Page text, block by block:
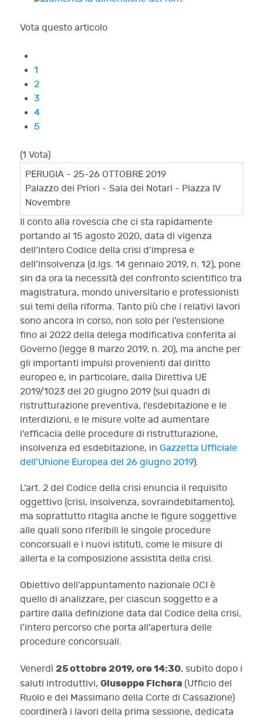
Vota questo articolo
1
2
3
4
5
(1 Vota)
PERUGIA - 25-26 OTTOBRE 2019
Palazzo dei Priori - Sala dei Notari - Piazza IV
Novembre
Il conto alla rovescia che ci sta rapidamente
portando al 15 agosto 2020, data di vigenza
dell’intero Codice della crisi d’impresa e
dell’insolvenza (d.lgs. 14 gennaio 2019, n. 12), pone
sin da ora la necessità del confronto scientifico tra
magistratura, mondo universitario e professionisti
sui temi della riforma. Tanto più che i relativi lavori
sono ancora in corso, non solo per l’estensione
fino al 2022 della delega modificativa conferita al
Governo (legge 8 marzo 2019, n. 20), ma anche per
gli importanti impulsi provenienti dal diritto
europeo e, in particolare, dalla Direttiva UE
2019/1023 del 20 giugno 2019 (sui quadri di
ristrutturazione preventiva, l'esdebitazione e le
interdizioni, e le misure volte ad aumentare
l'efficacia delle procedure di ristrutturazione,
insolvenza ed esdebitazione, in Gazzetta Ufficiale
dell’Unione Europea del 26 giugno 2019).
L’art. 2 del Codice della crisi enuncia il requisito
oggettivo (crisi, insolvenza, sovraindebitamento),
ma soprattutto ritaglia anche le figure soggettive
alle quali sono riferibili le singole procedure
concorsuali e i nuovi istituti, come le misure di
allerta e la composizione assistita della crisi.
Obiettivo dell’appuntamento nazionale OCI è
quello di analizzare, per ciascun soggetto e a
partire dalla definizione data dal Codice della crisi,
l’intero percorso che porta all’apertura delle
procedure concorsuali.
Venerdì 25 ottobre 2019, ore 14:30, subito dopo i
saluti introduttivi, Giuseppe Fichera (Ufficio del
Ruolo e del Massimario della Corte di Cassazione)
coordinerà i lavori della prima sessione, dedicata